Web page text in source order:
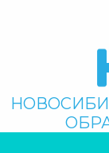
Поиск